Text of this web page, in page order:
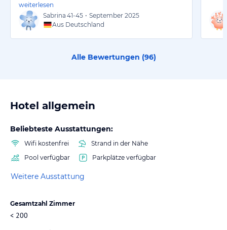
weiterlesen
Sabrina 41-45 • September 2025
Aus Deutschland
Alle Bewertungen (96)
Hotel allgemein
Beliebteste Ausstattungen:
Wifi kostenfrei
Strand in der Nähe
Pool verfügbar
Parkplätze verfügbar
Weitere Ausstattung
Gesamtzahl Zimmer
< 200